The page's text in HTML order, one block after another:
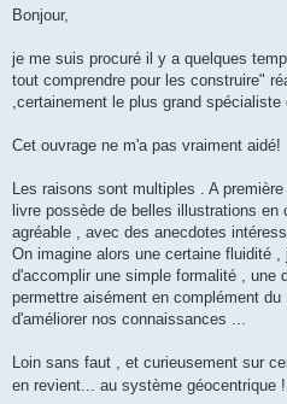
s
g
Bonjour,
je me suis procuré il y a quelques
tout comprendre pour les construire"
,certainement le plus grand spécialiste
Cet ouvrage ne m'a pas vraiment aidé!
Les raisons sont multiples . A
livre possède de belles illustrations
agréable , avec des anecdotes
On imagine alors une certaine fluidité
d'accomplir une simple formalité , une
permettre aisément en complément
d'améliorer nos connaissances ...
Loin sans faut , et curieusement sur
en revient... au système géocentrique !